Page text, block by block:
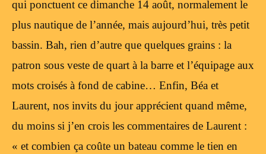
qui ponctuent ce dimanche 14 août, normalement le
plus nautique de l’année, mais aujourd’hui, très petit
bassin. Bah, rien d’autre que quelques grains : la
patron sous veste de quart à la barre et l’équipage aux
mots croisés à fond de cabine… Enfin, Béa et
Laurent, nos invits du jour apprécient quand même,
du moins si j’en crois les commentaires de Laurent :
« et combien ça coûte un bateau comme le tien en